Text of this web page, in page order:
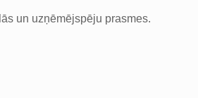
un uzņēmējspēju prasmes.